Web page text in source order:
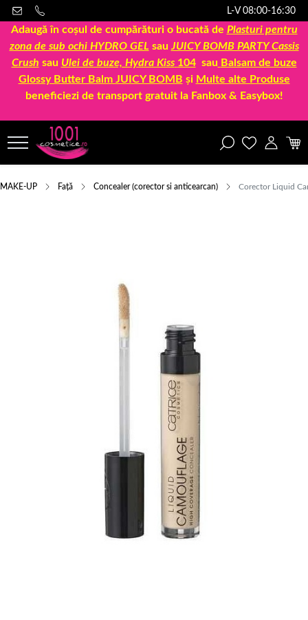
L-V 08:00-16:30
Adaugă în coșul de cumpărături o bucată de Plasturi pentru
zona de sub ochi HYDRO GEL sau JUICY BOMB PARTY Cassis
Crush sau Ulei de buze, Hydra Kiss 104sau Balsam de buze
Glossy Butter Balm JUICY BOMB și Multe alte Produse
beneficiezi de transport gratuit la Fanbox & Easybox!
MAKE-UP Față Concealer (corector si anticearcan) Corector Liquid